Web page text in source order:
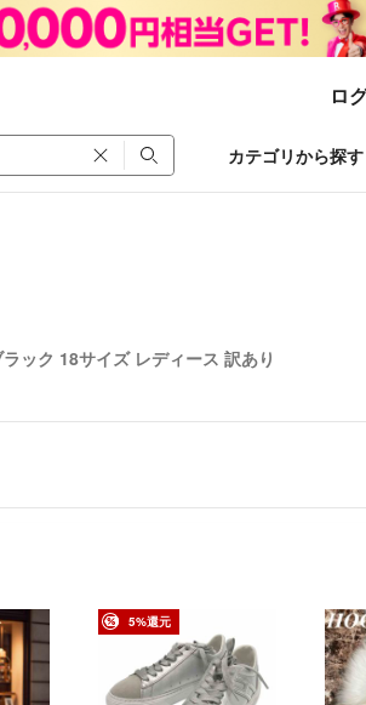
ロ
カテゴリから探す
ック 18サイズ レディース 訳あり
5%還元